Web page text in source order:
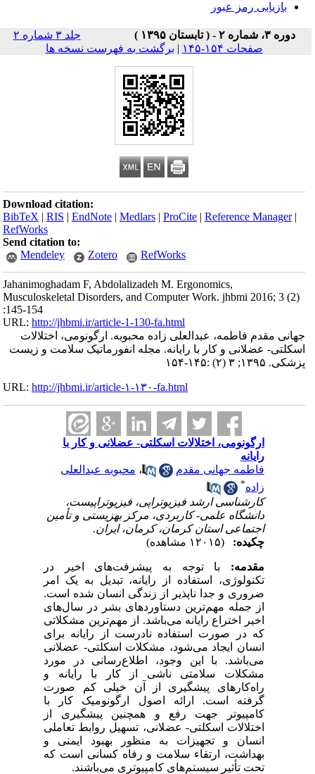
بازیابی رمز عبور
دوره ۳، شماره ۲ - ( تابستان ۱۳۹۵ )
جلد ۳ شماره ۲
صفحات ۱۵۴-۱۴۵
| برگشت به فهرست نسخه ها
Download citation:
BibTeX |RIS |EndNote |Medlars |ProCite |Reference Manager
RefWorks
Send citation to:
Mendeley
Zotero RefWorks
Jahanimoghadam F, Abdolalizadeh M. Ergonomics,
Musculoskeletal Disorders, and Computer Work. jhbmi 2016; 3 (2)
:145-154
URL:http://jhbmi.ir/article-1-130-fa.html
جهانی مقدم فاطمه، عبدالعلی زاده محبوبه. ارگونومی، اختلالات
اسکلتی- عضلانی و کار با رایانه. مجله انفورماتیک سلامت و زیست
پزشکی. ۱۳۹۵; ۳ (۲) :۱۴۵-۱۵۴
URL:http://jhbmi.ir/article-۱-۱۳۰-fa.html
ارگونومی، اختلالات اسکلتی- عضلانی و کار با
رایانه
فاطمه جهانی مقدم
،محبوبه عبدالعلی
زاده
کارشناسی ارشد فیزیوتراپی، فیزیوتراپیست‌،
دانشگاه علمی- کاربردی، مرکز بهزیستی و تأمین
اجتماعی استان کرمان‌، کرمان، ایران.
چکیده:
مقدمه:با توجه به پیشرفت‌های اخیر در
تکنولوژی، استفاده از رایانه، تبدیل به یک امر
ضروری و جدا ناپذیر از زندگی انسان شده است.
از جمله مهم‌ترین دستاوردهای بشر در سال‌های
اخیر اختراع رایانه می‌باشد. از مهم‌ترین مشکلاتی
که در صورت استفاده نادرست از رایانه برای
انسان ایجاد می‌شود، مشکلات اسکلتی- عضلانی
می‌باشد. با این وجود، اطلاع‌رسانی در مورد
مشکلات سلامتی ناشی از کار با رایانه و
راه‌کارهای پیشگیری از آن خیلی کم صورت
گرفته است. ارائه اصول ارگونومیک کار با
کامپیوتر جهت رفع و همچنین پیشگیری از
اختلالات اسکلتی- عضلانی، تسهیل روابط تعاملی
انسان و تجهیزات به منظور بهبود ایمنی و
بهداشت، ارتقاء سلامت و رفاه کسانی است که
تحت تأثیر سیستم‌های کامپیوتری می‌باشند.